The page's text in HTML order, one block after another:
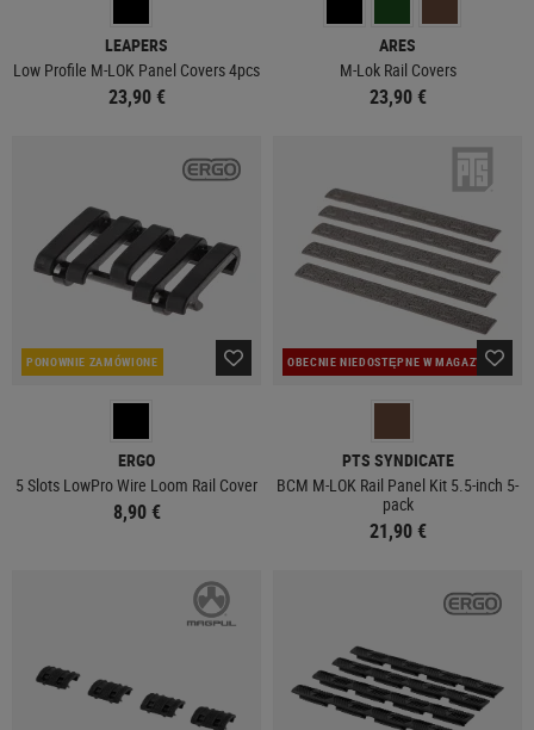
LEAPERS
Low Profile M-LOK Panel Covers 4pcs
23,90 €
ARES
M-Lok Rail Covers
23,90 €
PONOWNIE ZAMÓWIONE
ERGO
5 Slots LowPro Wire Loom Rail Cover
8,90 €
OBECNIE NIEDOSTĘPNE W MAGAZYNIE
PTS SYNDICATE
BCM­ M-LOK Rail Panel Kit 5.5-inch 5-
pack
21,90 €